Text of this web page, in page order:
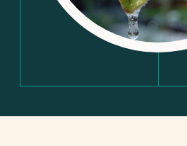
МЫ СОЗДАЁМ СИСТЕМЫ,
к корням;